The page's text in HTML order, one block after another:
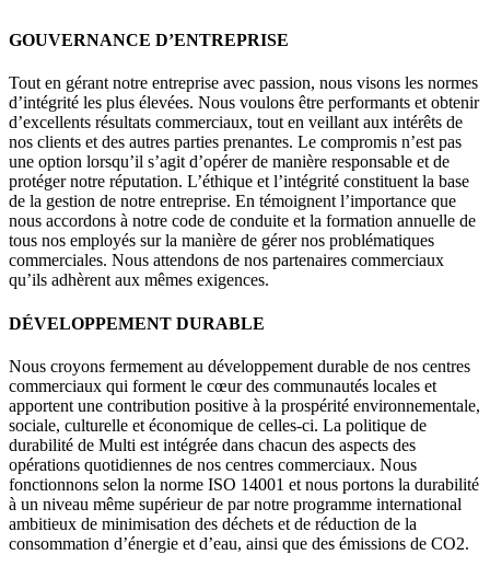
GOUVERNANCE D’ENTREPRISE
Tout en gérant notre entreprise avec passion, nous visons les normes
d’intégrité les plus élevées. Nous voulons être performants et obtenir
d’excellents résultats commerciaux, tout en veillant aux intérêts de
nos clients et des autres parties prenantes. Le compromis n’est pas
une option lorsqu’il s’agit d’opérer de manière responsable et de
protéger notre réputation. L’éthique et l’intégrité constituent la base
de la gestion de notre entreprise. En témoignent l’importance que
nous accordons à notre code de conduite et la formation annuelle de
tous nos employés sur la manière de gérer nos problématiques
commerciales. Nous attendons de nos partenaires commerciaux
qu’ils adhèrent aux mêmes exigences.
DÉVELOPPEMENT DURABLE
Nous croyons fermement au développement durable de nos centres
commerciaux qui forment le cœur des communautés locales et
apportent une contribution positive à la prospérité environnementale,
sociale, culturelle et économique de celles-ci. La politique de
durabilité de Multi est intégrée dans chacun des aspects des
opérations quotidiennes de nos centres commerciaux. Nous
fonctionnons selon la norme ISO 14001 et nous portons la durabilité
à un niveau même supérieur de par notre programme international
ambitieux de minimisation des déchets et de réduction de la
consommation d’énergie et d’eau, ainsi que des émissions de CO2.